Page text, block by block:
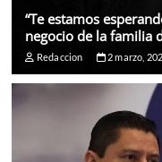
“Te estamos
negocio de la familia
Redaccion 2 marzo,